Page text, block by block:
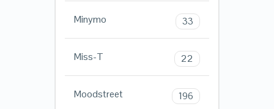
Minymo 33
Miss-T 22
Moodstreet 196